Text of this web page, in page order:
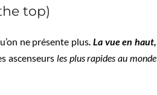
top)
ne présente plus. La vue en haut,
ascenseurs les plus rapides au monde